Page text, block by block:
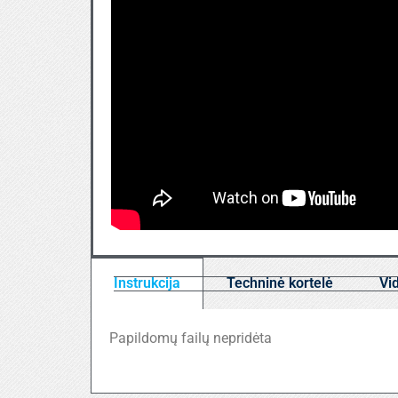
Instrukcija Techninė kortelė
Papildomų failų nepridėta